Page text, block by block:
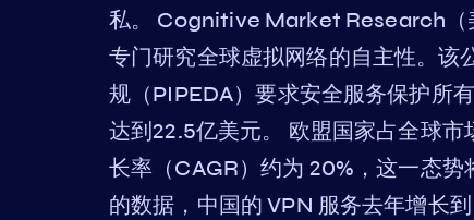
私。 Cognitive Market Research（
专门研究全球虚拟网络的自主性。该
规（PIPEDA）要求安全服务保护所
达到22.5亿美元。 欧盟国家占全球
长率（CAGR）约为 20%，这一态
的数据，中国的 VPN 服务去年增长